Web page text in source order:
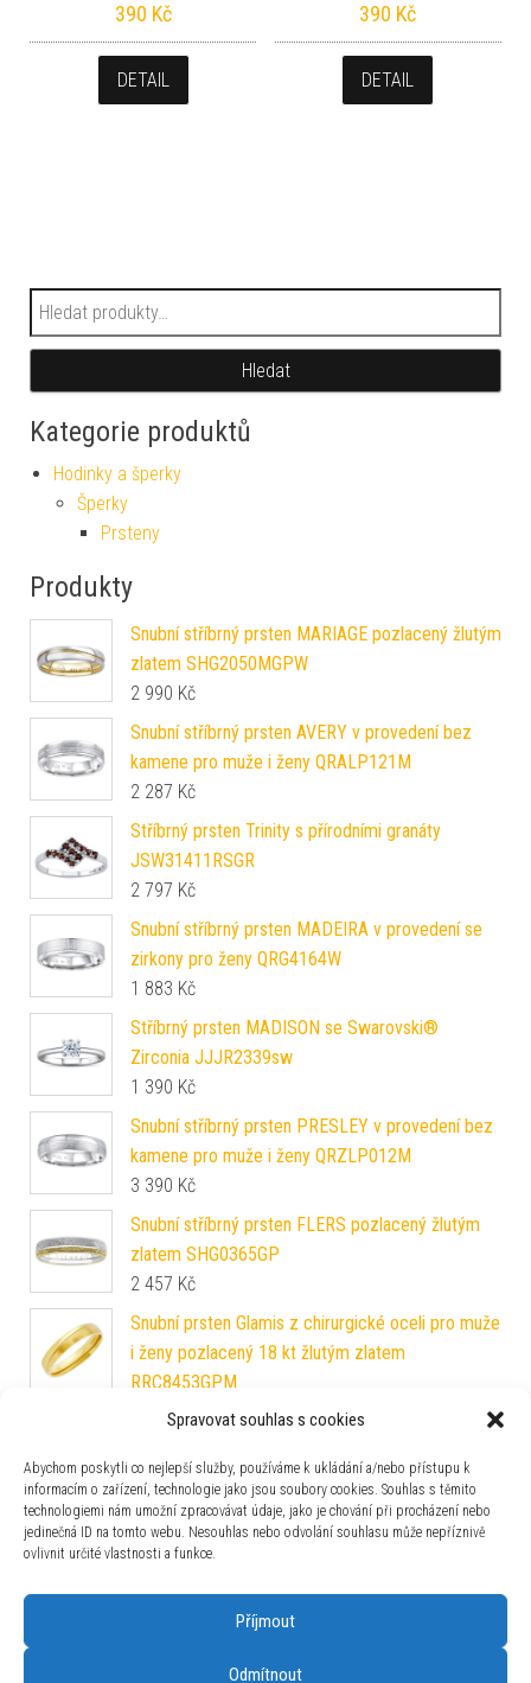
Spravovat souhlas s cookies
Abychom poskytli co nejlepší služby, používáme k ukládání a/nebo přístupu k
informacím o zařízení, technologie jako jsou soubory cookies. Souhlas s těmito
technologiemi nám umožní zpracovávat údaje, jako je chování při procházení nebo
jedinečná ID na tomto webu. Nesouhlas nebo odvolání souhlasu může nepříznivě
ovlivnit určité vlastnosti a funkce.
Příjmout
Odmítnout
390 Kč
DETAIL
390 Kč
DETAIL
Hledat:
Hledat
Kategorie produktů
Hodinky a šperky
Šperky
Prsteny
Produkty
Snubní stříbrný prsten MARIAGE pozlacený žlutým
zlatem SHG2050MGPW
2 990 Kč
Snubní stříbrný prsten AVERY v provedení bez
kamene pro muže i ženy QRALP121M
2 287 Kč
Stříbrný prsten Trinity s přírodními granáty
JSW31411RSGR
2 797 Kč
Snubní stříbrný prsten MADEIRA v provedení se
zirkony pro ženy QRG4164W
1 883 Kč
Stříbrný prsten MADISON se Swarovski®
Zirconia JJJR2339sw
1 390 Kč
Snubní stříbrný prsten PRESLEY v provedení bez
kamene pro muže i ženy QRZLP012M
3 390 Kč
Snubní stříbrný prsten FLERS pozlacený žlutým
zlatem SHG0365GP
2 457 Kč
Snubní prsten Glamis z chirurgické oceli pro muže
i ženy pozlacený 18 kt žlutým zlatem
RRC8453GPM
JJJR0849sw
1 990 Kč
Zlatý prsten Stacey ze žlutého zlata s čirými